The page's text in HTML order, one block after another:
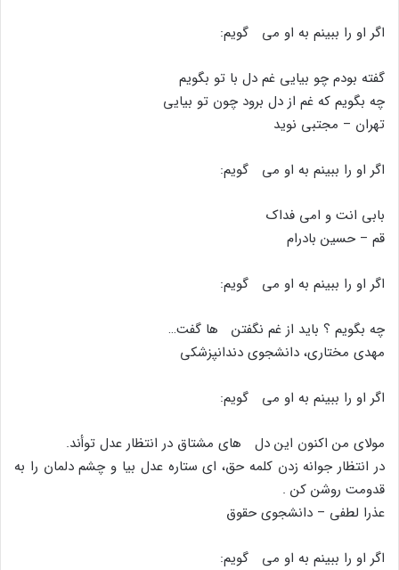
اگر او را ببینم به او مى گویم:
گفته بودم چو بیایى غم دل با تو بگویم
چه بگویم که غم از دل برود چون تو بیایى
تهران – مجتبى نوید
اگر او را ببینم به او مى گویم:
بابى انت و امى فداک
قم – حسین بادرام
اگر او را ببینم به او مى گویم:
چه بگویم ؟ باید از غم نگفتن ها گفت…
مهدى مختارى، دانشجوى دندانپزشکى
اگر او را ببینم به او مى گویم:
مولاى من اکنون این دل هاى مشتاق در انتظار عدل توأند.
در انتظار جوانه زدن کلمه حق، اى ستاره عدل بیا و چشم دلمان را به
قدومت روشن کن .
عذرا لطفى – دانشجوى حقوق
اگر او را ببینم به او مى گویم: